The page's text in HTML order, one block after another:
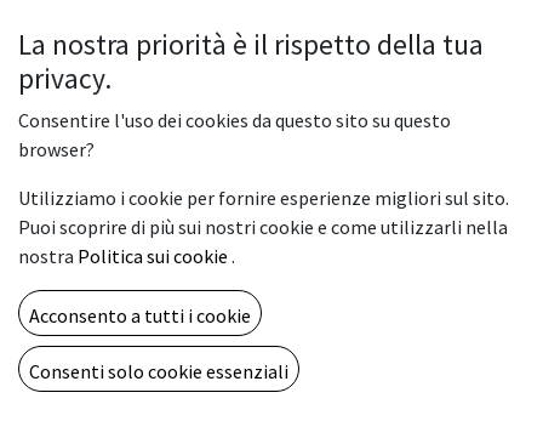
Mini PC FM9-i7-1360P
fino a 5,0 GHz), Mini PC Linux 16GB DDR5 512GB SSD,
Supporto Micro Computer Triplo Display (HD/Type-C/8K DP),
WIFI6&BT5.2, 8*USB, 2 * 2,5Gbe LAN
900,00€
La nostra priorità è il rispetto della tua
privacy.
Consentire l'uso dei cookies da questo sito su questo
browser?
Utilizziamo i cookie per fornire esperienze migliori sul sito.
Puoi scoprire di più sui nostri cookie e come utilizzarli nella
nostra Politica sui cookie .
Acconsento a tutti i cookie
Consenti solo cookie essenziali